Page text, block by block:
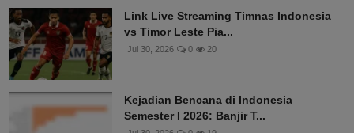
Link Live Streaming Timnas Indonesia
vs Timor Leste Pia...
Jul 30, 2026 0 20
Kejadian Bencana di Indonesia
Semester I 2026: Banjir T...